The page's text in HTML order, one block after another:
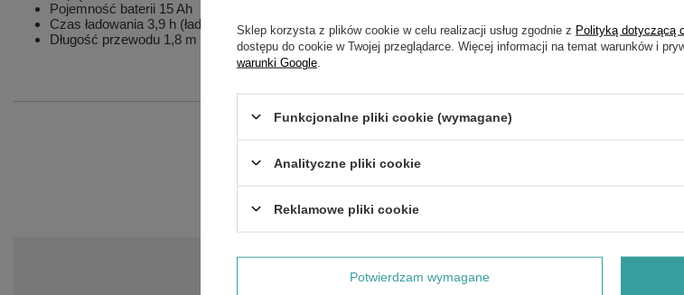
Pojemność baterii 15 Ah
Czas ładowania 3,9 h (ładowarka 4,0 A), 1,8 h (ładowarka 8,0 A)
Długość przewodu 1,8 m
Sklep korzysta z plików cookie w celu realizacji usług zgodnie z Polityką dotyczącą
dostępu do cookie w Twojej przeglądarce. Więcej informacji na temat warunków i
warunki Google
Funkcjonalne pliki cookie (wymagane)
Analityczne pliki cookie
Reklamowe pliki cookie
Potwierdzam wymagane